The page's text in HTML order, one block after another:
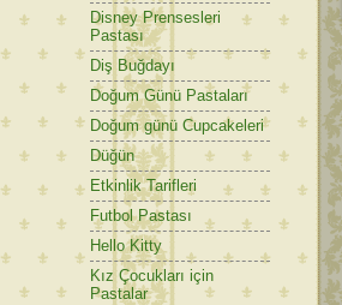
Disney Prensesleri
Pastası
Diş Buğdayı
Doğum Günü Pastaları
Doğum günü Cupcakeleri
Düğün
Etkinlik Tarifleri
Futbol Pastası
Hello Kitty
Kız Çocukları için
Pastalar